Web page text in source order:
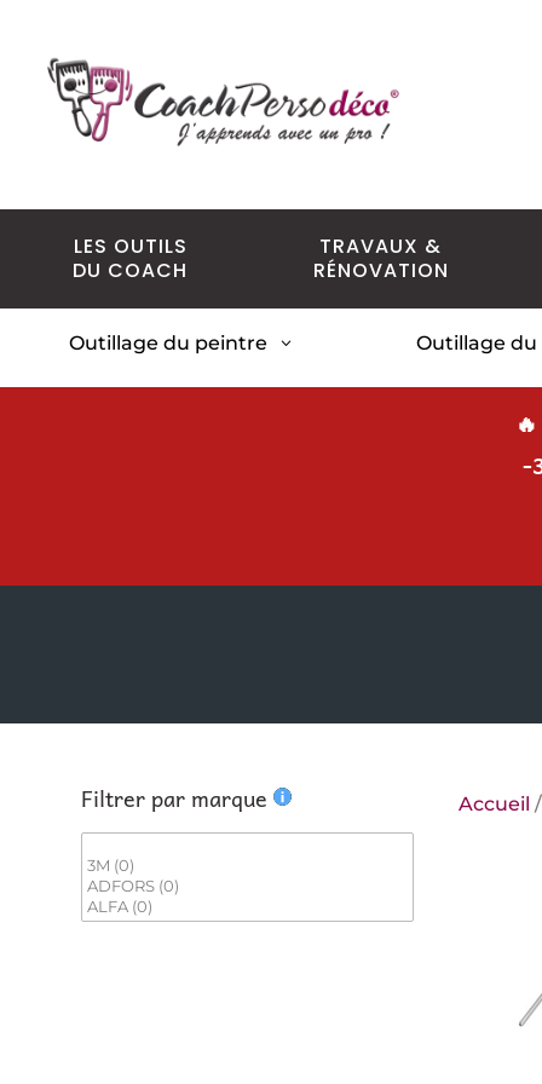
LES OUTILS
DU COACH
TRAVAUX &
RÉNOVATION
Outillage du peintre 3 Outillage
-
Filtrer par marque Accueil